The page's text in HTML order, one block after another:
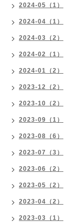
2024-05（1）
2024-04（1）
2024-03（2）
2024-02（1）
2024-01（2）
2023-12（2）
2023-10（2）
2023-09（1）
2023-08（6）
2023-07（3）
2023-06（2）
2023-05（2）
2023-04（2）
2023-03（1）